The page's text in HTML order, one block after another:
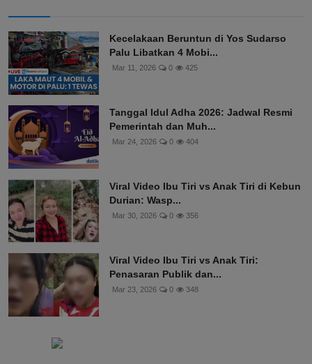
Kecelakaan Beruntun di Yos Sudarso
Palu Libatkan 4 Mobi...
Mar 11, 2026 0 425
Tanggal Idul Adha 2026: Jadwal Resmi
Pemerintah dan Muh...
Mar 24, 2026 0 404
Viral Video Ibu Tiri vs Anak Tiri di Kebun
Durian: Wasp...
Mar 30, 2026 0 356
Viral Video Ibu Tiri vs Anak Tiri:
Penasaran Publik dan...
Mar 23, 2026 0 348